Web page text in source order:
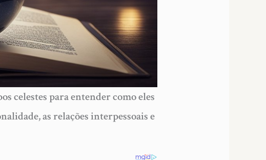
celestes para entender como eles
as relações interpessoais e